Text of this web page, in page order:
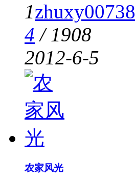
1zhuxy00738
4 / 1908
2012-6-5
农家风光